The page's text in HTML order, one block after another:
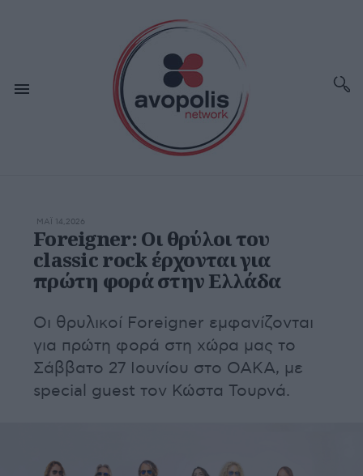
ΜΆΙ 14,2026
Foreigner: Οι θρύλοι του
classic rock έρχονται για
πρώτη φορά στην Ελλάδα
Οι θρυλικοί Foreigner εμφανίζονται
για πρώτη φορά στη χώρα μας το
Σάββατο 27 Ιουνίου στο ΟΑΚΑ, με
special guest τον Κώστα Τουρνά.